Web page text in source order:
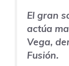
El gran
actúa
Vega,
Fusión.